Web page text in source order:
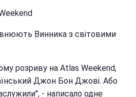
Винника з світовими
розриву на Atlas Weekend,
Джон Бон Джові. Або
- написало одне